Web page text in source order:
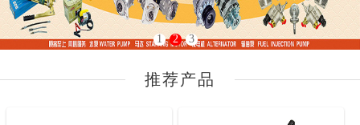
1 2 3
推荐产品